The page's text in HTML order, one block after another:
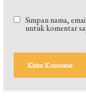
Simpan nama,
untuk komentar